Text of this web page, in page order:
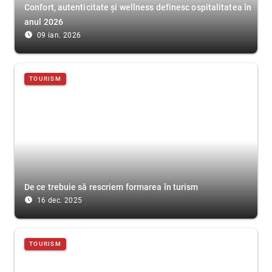
Confort, autenticitate și wellness definesc ospitalitatea în
anul 2026
access_time_filled 09 ian. 2026
TOURISM
De ce trebuie să rescriem formarea în turism
access_time_filled 16 dec. 2025
TOURISM